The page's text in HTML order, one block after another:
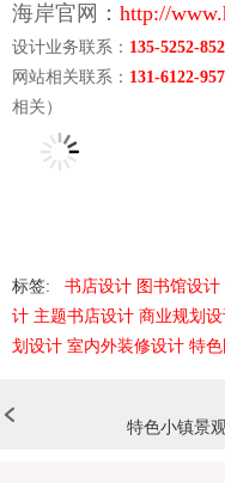
海岸官网： http://
设计业务联系： 135-5252-
网站相关联系： 131-6122-
相关 ）
标签: 书店设计 图书馆设计
计 主题书店设计 商业规划
划设计 室内外装修设计 特
特色小镇景